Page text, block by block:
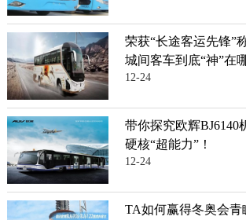
荣获“长途客运先锋”
城间客车到底“神”在
12-24
带你探究欧辉BJ6140
硬核“超能力”！
12-24
TA如何赢得冬奥会